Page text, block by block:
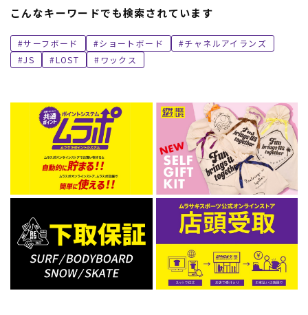
ムラサキスポーツ 公式アプリ
ポイント・クーポンもこのアプリで！
こんなキーワードでも検索されています
サーフボード ショートボード
チャネルアイランズ
JS
LOST ワックス